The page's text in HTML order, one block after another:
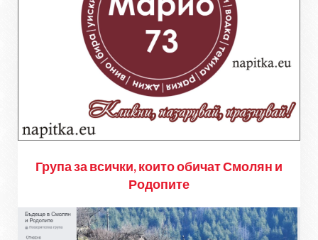
Група за всички, които обичат Смолян и
Родопите